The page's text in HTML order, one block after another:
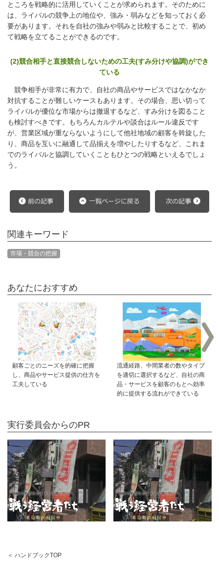
ところを戦略的に活用していくことが求められます。そのために
は、ライバルの競争上の地位や、強み・弱みなどを知っておく必
要があります。それを自社の強みや弱みと比較することで、初め
て戦略を立てることができるのです。
(2)競合相手と直接競合しないための工夫(すみ分けや協調)ができ
ている
競争相手が非常に有力で、自社の商品やサービスではなかなか
対抗することが難しいケースもあります。その場合、思い切って
ライバルが優位な市場からは撤退するなど、すみ分けを図ること
も検討すべきです。もちろんカルテルや談合はルール違反です
が、営業区域が重ならないようにして他社地域の顧客を斡旋した
り、商品を互いに融通して品揃えを増やしたりするなど、これま
でのライバルと協調していくこともひとつの戦略といえるでしょ
う。
関連キーワード
市場・競合の把握
あなたにおすすめ
顧客ごとのニーズを的確に把握
し、商品やサービス提供の仕方を
工夫している
流通経路、中間業者の数やタイプ
を適切に選択するなど、自社の商
品・サービスを顧客のもとへ効率
的に提供する流れができている
実行委員会からのPR
＜ ハンドブックTOP